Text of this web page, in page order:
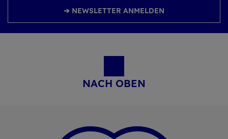
➔ NEWSLETTER ANMELDEN
NACH OBEN